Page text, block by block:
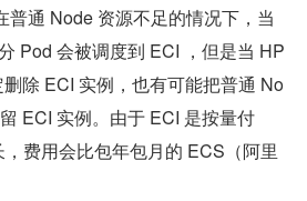
普通 Node 资源不足的情况下，当
Pod 会被调度到 ECI ，但是当 HP
除 ECI 实例，也有可能把普通 No
ECI 实例。由于 ECI 是按量付
费用会比包年包月的 ECS（阿里